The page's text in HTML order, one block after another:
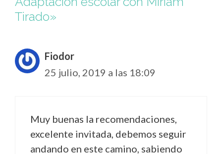
Tirado»
Fiodor
25 julio, 2019 a las 18:09
Muy buenas la recomendaciones,
excelente invitada, debemos seguir
andando en este camino, sabiendo